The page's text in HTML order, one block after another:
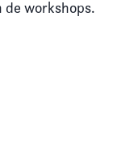
de workshops.